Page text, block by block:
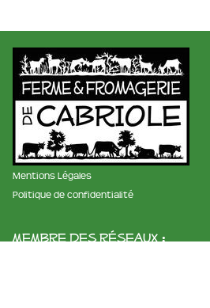
Mentions Légales
Politique de confidentialité
membre des réseaux :